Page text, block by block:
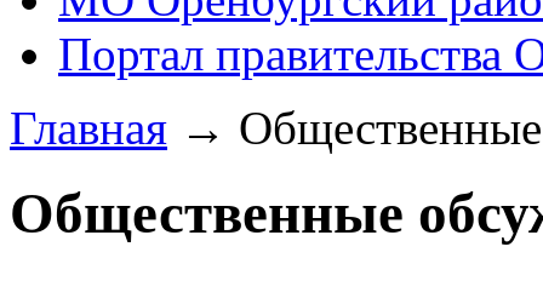
Портал правительства
Главная →
Общественные